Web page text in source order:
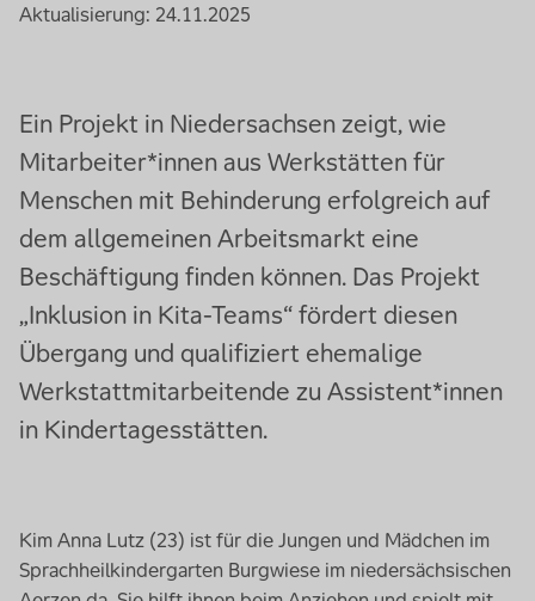
Aktualisierung: 24.11.2025
Ein Projekt in Niedersachsen zeigt, wie
Mitarbeiter*innen aus Werkstätten für
Menschen mit Behinderung erfolgreich auf
dem allgemeinen Arbeitsmarkt eine
Beschäftigung finden können. Das Projekt
„Inklusion in Kita-Teams“ fördert diesen
Übergang und qualifiziert ehemalige
Werkstattmitarbeitende zu Assistent*innen
in Kindertagesstätten.
Kim Anna Lutz (23) ist für die Jungen und Mädchen im
Sprachheilkindergarten Burgwiese im niedersächsischen